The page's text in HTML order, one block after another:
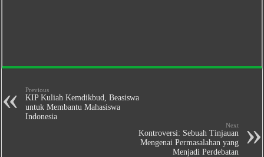
Previous
KIP Kuliah Kemdikbud, Beasiswa
untuk Membantu Mahasiswa
Indonesia
Next
Kontroversi: Sebuah Tinjauan
Mengenai Permasalahan yang
Menjadi Perdebatan